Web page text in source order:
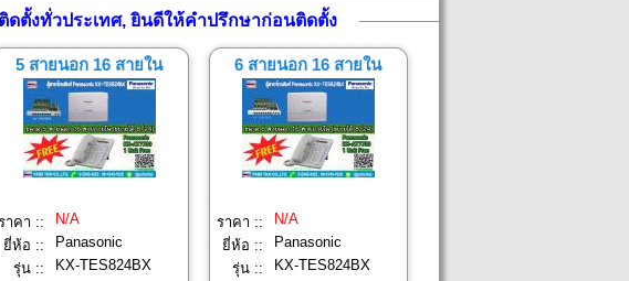
ตั้งทั่วประเทศ, ยินดีให้คำปรึกษาก่อนติดตั้ง
5 สายนอก 16 สายใน
าคา ::
N/A
ยี่ห้อ ::
Panasonic
รุ่น ::
KX-TES824BX
6 สายนอก 16 สายใน
ราคา ::
N/A
ยี่ห้อ ::
Panasonic
รุ่น ::
KX-TES824BX